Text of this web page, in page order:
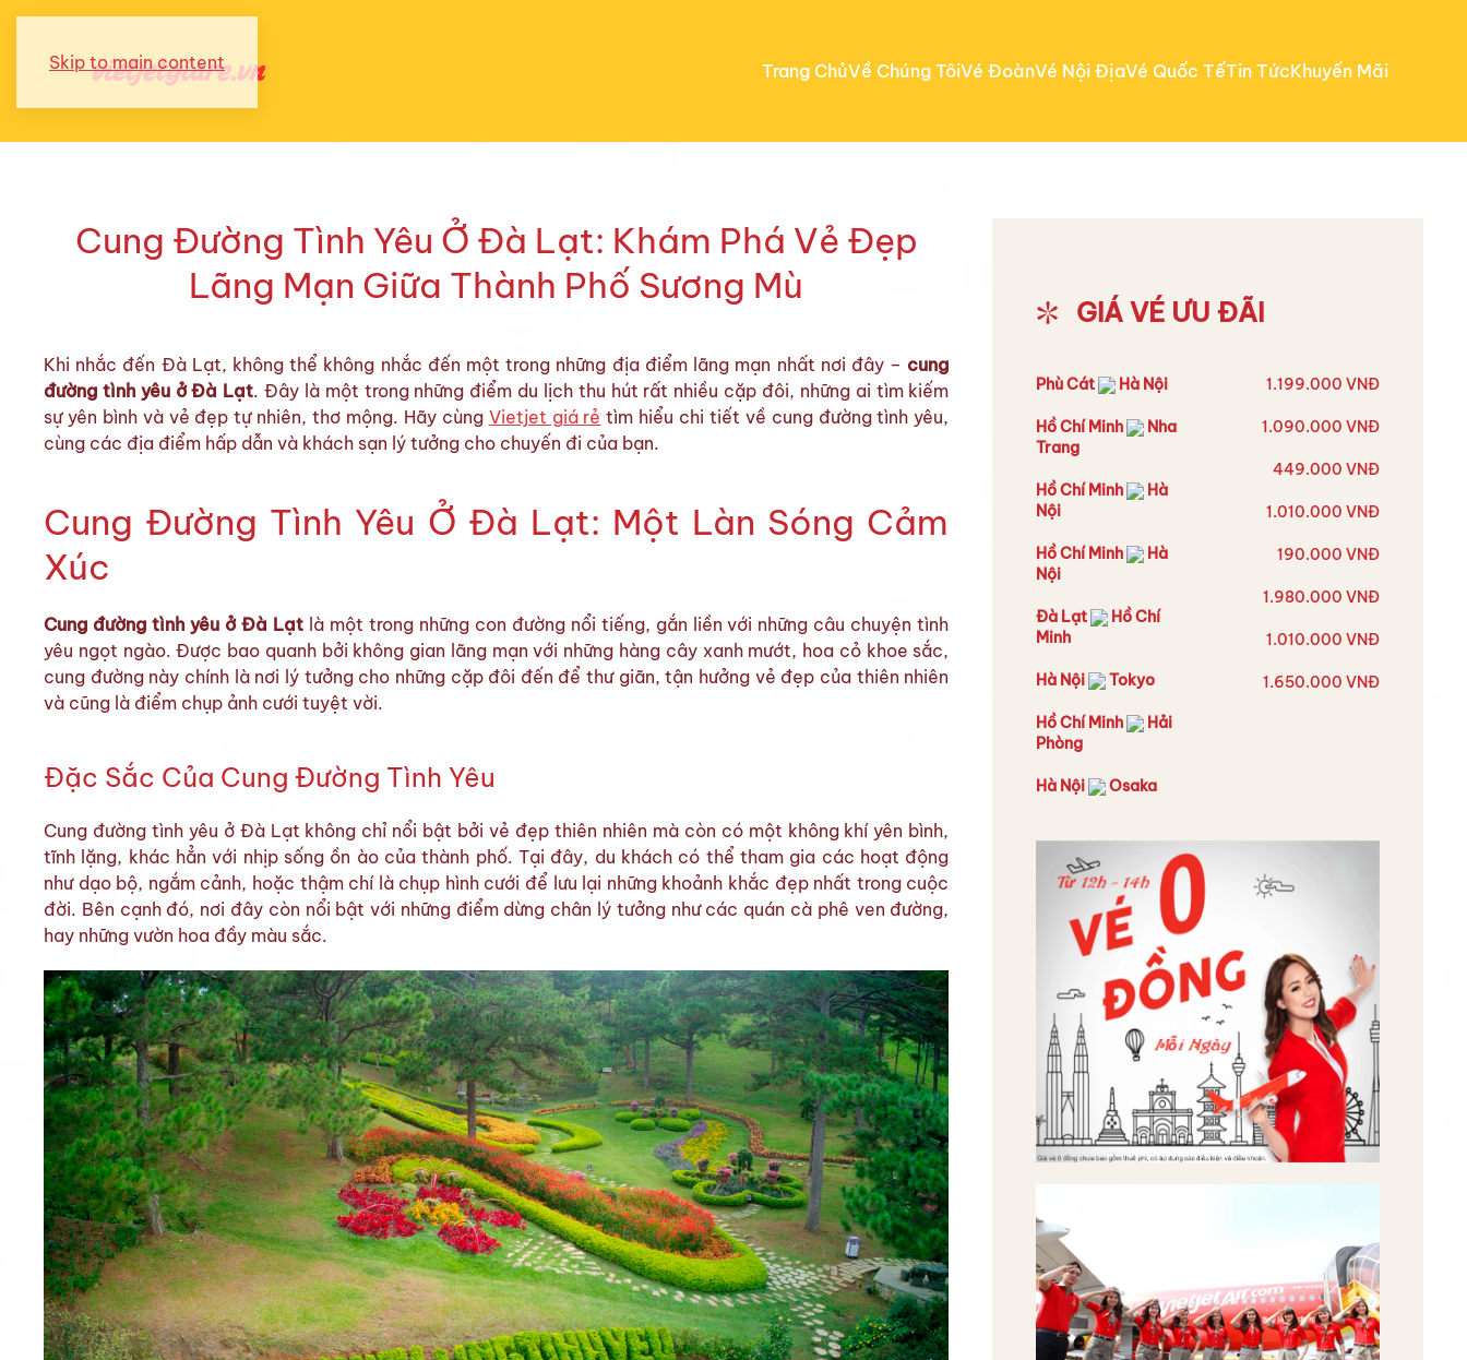
Skip to main content Trang ChủVề Chúng TôiVé ĐoànVé Nội ĐịaVé Quốc TếTin TứcKhuyến Mãi
Cung Đường Tình Yêu Ở Đà Lạt: Khám Phá Vẻ Đẹp
Lãng Mạn Giữa Thành Phố Sương Mù
Khi nhắc đến Đà Lạt, không thể không nhắc đến một trong những địa điểm lãng mạn nhất nơi đây – cung
đường tình yêu ở Đà Lạt. Đây là một trong những điểm du lịch thu hút rất nhiều cặp đôi, những ai tìm kiếm
sự yên bình và vẻ đẹp tự nhiên, thơ mộng. Hãy cùng Vietjet giá rẻ tìm hiểu chi tiết về cung đường tình yêu,
cùng các địa điểm hấp dẫn và khách sạn lý tưởng cho chuyến đi của bạn.
Cung Đường Tình Yêu Ở Đà Lạt: Một Làn Sóng Cảm
Xúc
Cung đường tình yêu ở Đà Lạtlà một trong những con đường nổi tiếng, gắn liền với những câu chuyện tình
yêu ngọt ngào. Được bao quanh bởi không gian lãng mạn với những hàng cây xanh mướt, hoa cỏ khoe sắc,
cung đường này chính là nơi lý tưởng cho những cặp đôi đến để thư giãn, tận hưởng vẻ đẹp của thiên nhiên
và cũng là điểm chụp ảnh cưới tuyệt vời.
Đặc Sắc Của Cung Đường Tình Yêu
Cung đường tình yêu ở Đà Lạt không chỉ nổi bật bởi vẻ đẹp thiên nhiên mà còn có một không khí yên bình,
tĩnh lặng, khác hẳn với nhịp sống ồn ào của thành phố. Tại đây, du khách có thể tham gia các hoạt động
như dạo bộ, ngắm cảnh, hoặc thậm chí là chụp hình cưới để lưu lại những khoảnh khắc đẹp nhất trong cuộc
đời. Bên cạnh đó, nơi đây còn nổi bật với những điểm dừng chân lý tưởng như các quán cà phê ven đường,
hay những vườn hoa đầy màu sắc.
GIÁ VÉ ƯU ĐÃI
Phù Cát Hà Nội
Hồ Chí Minh
Nha
Trang
Hồ Chí Minh
Hà
Nội
Hồ Chí Minh
Hà
Nội
Đà Lạt
Hồ Chí
Minh
Hà Nội Tokyo
Hồ Chí Minh
Hải
Phòng
Hà Nội Osaka
1.199.000 VNĐ
1.090.000 VNĐ
449.000 VNĐ
1.010.000 VNĐ
190.000 VNĐ
1.980.000 VNĐ
1.010.000 VNĐ
1.650.000 VNĐ